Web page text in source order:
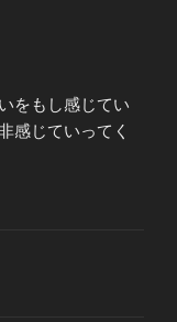
をもし感じてい
感じていってく